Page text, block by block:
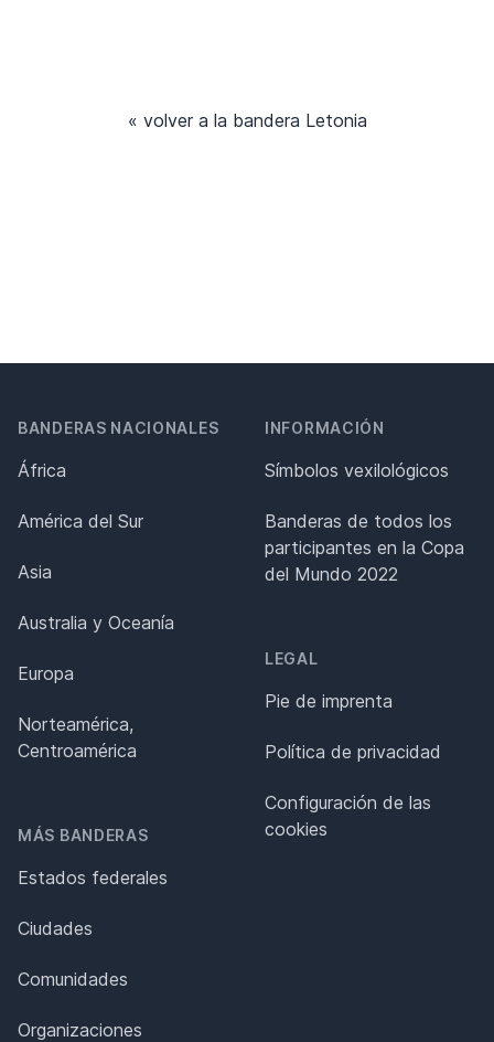
« volver a la bandera Letonia
BANDERAS NACIONALES
África
América del Sur
Asia
Australia y Oceanía
Europa
Norteamérica,
Centroamérica
MÁS BANDERAS
Estados federales
Ciudades
Comunidades
Organizaciones
INFORMACIÓN
Símbolos vexilológicos
Banderas de todos los
participantes en la Copa
del Mundo 2022
LEGAL
Pie de imprenta
Política de privacidad
Configuración de las
cookies